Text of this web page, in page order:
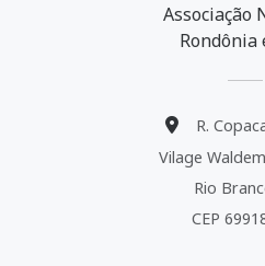
Associação
Rondônia
R.
Vilage
Rio
CEP